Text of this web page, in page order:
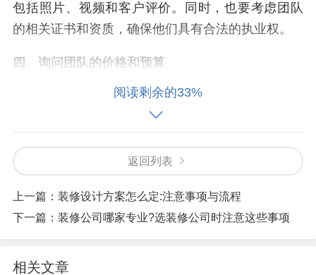
包括照片、视频和客户评价。同时，也要考虑团队
的相关证书和资质，确保他们具有合法的执业权。
四、询问团队的价格和预算
价格和预算是选择装修施工团队的重要考虑因素。
您需要询问团队的价格和预算，包括他们的收费标
优惠政策和促销活动，确保您能够获得最合适的价
五、检查团队的工期和进度
阅读剩余的33%
返回列表
上一篇： 装修设计方案怎么定:注意事项与流程
下一篇： 装修公司哪家专业?选装修公司时注意这些事项
相关文章